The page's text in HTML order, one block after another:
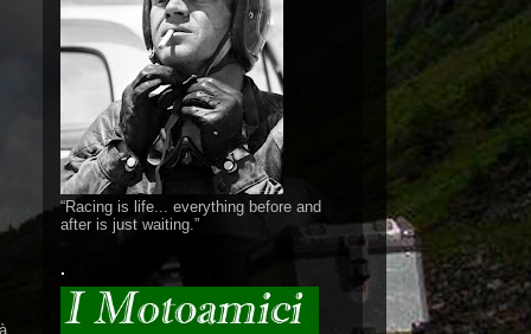
“Racing is life... everything before and
after is just waiting.”
.